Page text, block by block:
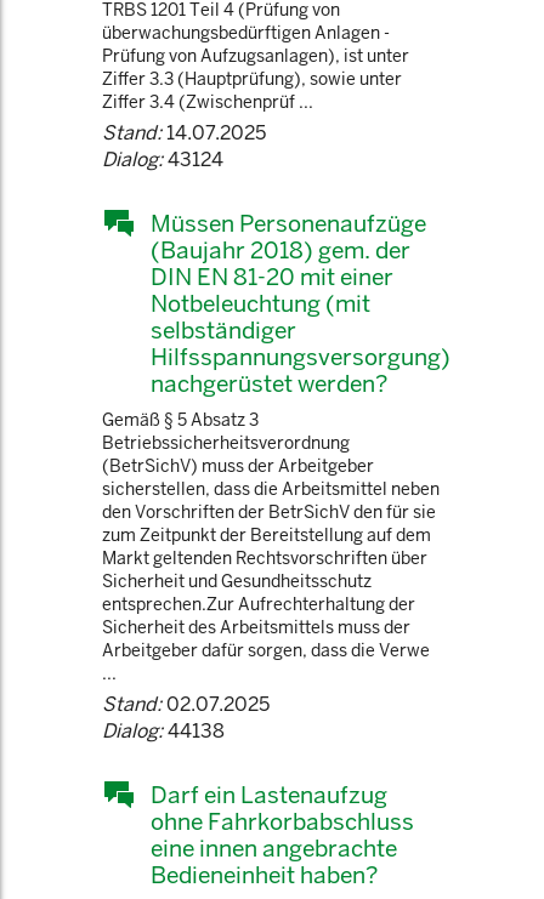
TRBS 1201 Teil 4 (Prüfung von
überwachungsbedürftigen Anlagen -
Prüfung von Aufzugsanlagen), ist unter
Ziffer 3.3 (Hauptprüfung), sowie unter
Ziffer 3.4 (Zwischenprüf ...
Stand:14.07.2025
Dialog:43124
Müssen Personenaufzüge
(Baujahr 2018) gem. der
DIN EN 81-20 mit einer
Notbeleuchtung (mit
selbständiger
Hilfsspannungsversorgung)
nachgerüstet werden?
Gemäß § 5 Absatz 3
Betriebssicherheitsverordnung
(BetrSichV) muss der Arbeitgeber
sicherstellen, dass die Arbeitsmittel neben
den Vorschriften der BetrSichV den für sie
zum Zeitpunkt der Bereitstellung auf dem
Markt geltenden Rechtsvorschriften über
Sicherheit und Gesundheitsschutz
entsprechen.Zur Aufrechterhaltung der
Sicherheit des Arbeitsmittels muss der
Arbeitgeber dafür sorgen, dass die Verwe
...
Stand:02.07.2025
Dialog:44138
Darf ein Lastenaufzug
ohne Fahrkorbabschluss
eine innen angebrachte
Bedieneinheit haben?